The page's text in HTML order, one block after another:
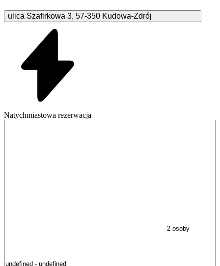
ulica Szafirkowa 3, 57-350 Kudowa-Zdrój
Natychmiastowa rezerwacja
2 osoby